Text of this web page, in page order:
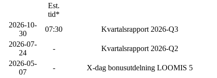
Est.
tid*
2026-10-
30
07:30
Kvartalsrapport 2026-Q3
2026-07-
24
-
Kvartalsrapport 2026-Q2
2026-05-
07
-
X-dag bonusutdelning LOOMIS 5